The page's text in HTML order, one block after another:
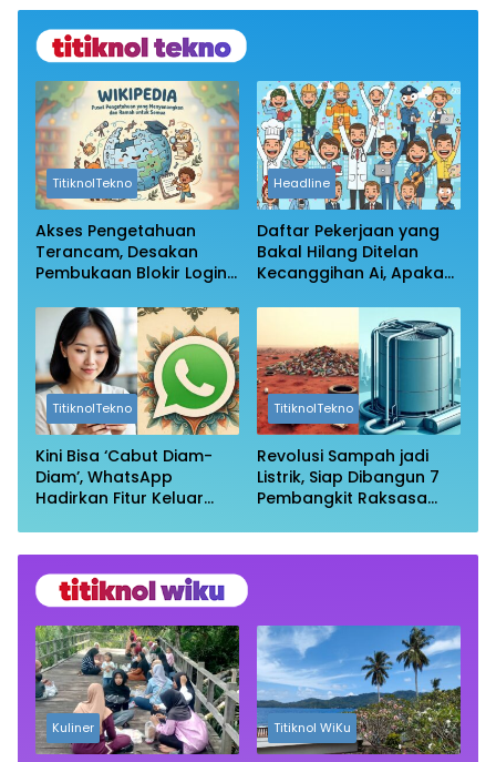
TitiknolTekno
Akses Pengetahuan
Terancam, Desakan
Pembukaan Blokir Login
Headline
Daftar Pekerjaan yang
Bakal Hilang Ditelan
Kecanggihan Ai, Apakah
Aman?
TitiknolTekno
Kini Bisa ‘Cabut Diam-
Diam’, WhatsApp
Hadirkan Fitur Keluar
TitiknolTekno
Revolusi Sampah jadi
Listrik, Siap Dibangun 7
Pembangkit Raksasa
Kuliner Titiknol WiKu